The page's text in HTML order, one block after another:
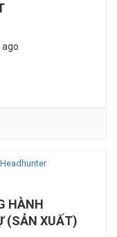
ago
HÀNH
(SẢN XUẤT)